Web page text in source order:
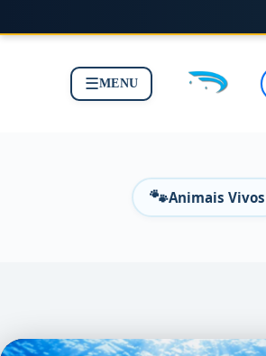
☰MENU
🐾Animais Vivos